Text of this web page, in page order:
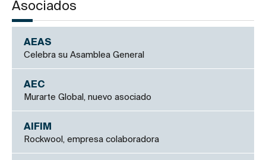
Asociados
AEAS
Celebra su Asamblea General
AEC
Murarte Global, nuevo asociado
AIFIM
Rockwool, empresa colaboradora